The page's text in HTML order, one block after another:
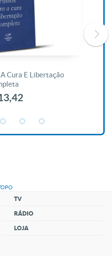
Cura E Libertação
TV
RÁDIO
LOJA